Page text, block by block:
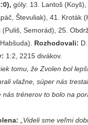
góly: 13. Lantoš (Koyš),
Števuliak), 41. Kroták
Semorád), 25.
Rozhodovali:
1:2, 2215 divákov.
tomu, že Zvolen bol
vlažne, súper nás
trénerov to bolo na
„Videli sme veľmi